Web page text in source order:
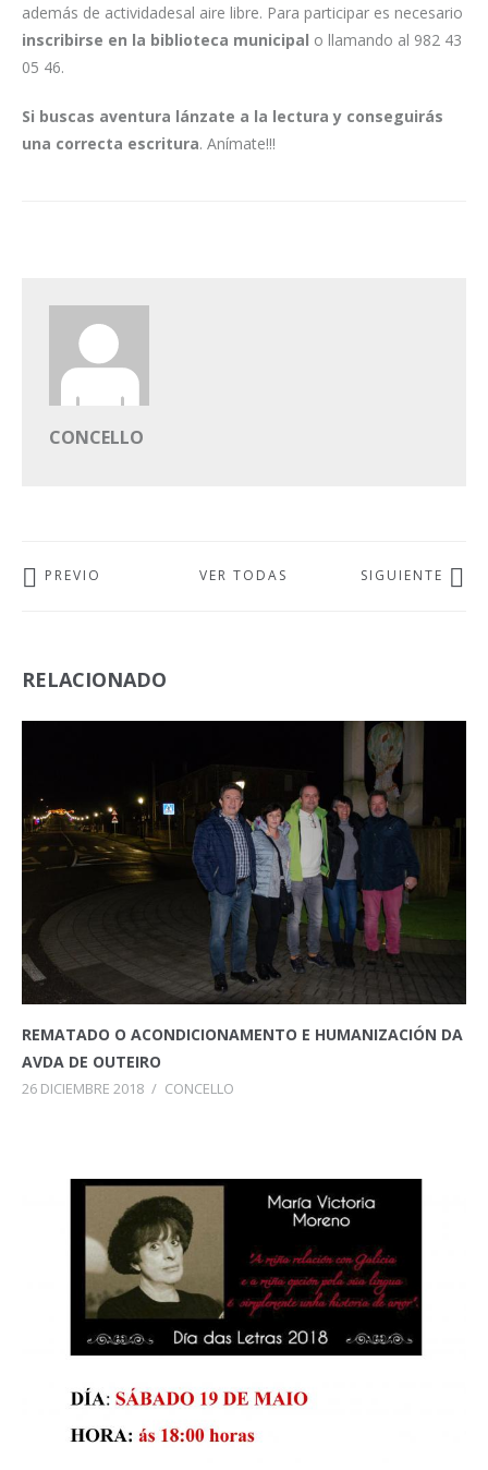
además de actividadesal aire libre. Para participar es necesario
inscribirse en la biblioteca municipal o llamando al 982 43
05 46.
Si buscas aventura lánzate a la lectura y conseguirás
una correcta escritura. Anímate!!!
CONCELLO
PREVIO VER TODAS SIGUIENTE
RELACIONADO
REMATADO O ACONDICIONAMENTO E HUMANIZACIÓN DA
AVDA DE OUTEIRO
26 DICIEMBRE 2018 / CONCELLO